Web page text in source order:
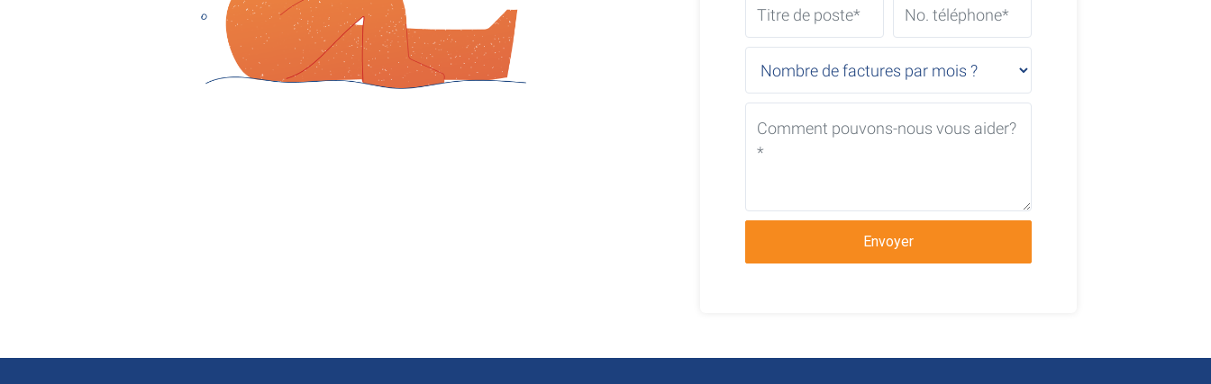
Envoyer